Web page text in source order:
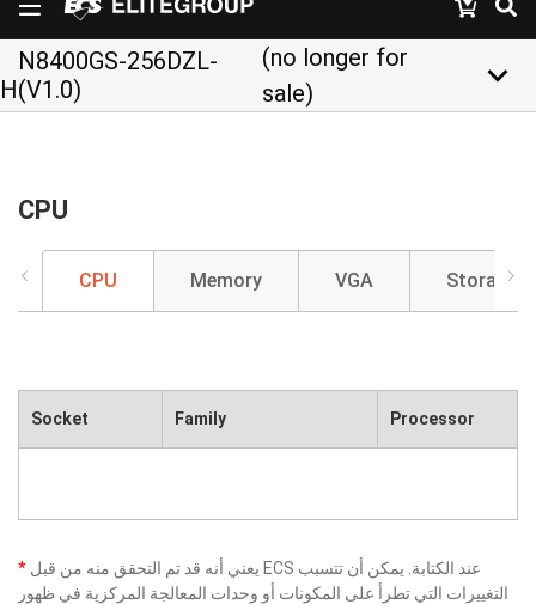
N8400GS-256DZL-
H(V1.0)
(no longer for
sale)
keyboard_arrow_down
CPU
CPU Memory VGA Storage
Socket Family Processor
*
التغييرات التي تطرأ على المكونات أو وحدات المعالجة المركزية في ظهور